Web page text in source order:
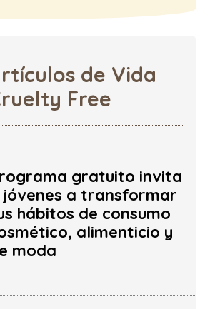
de Vida
Free
gratuito invita
jóvenes a transformar
hábitos de consumo
alimenticio y
moda